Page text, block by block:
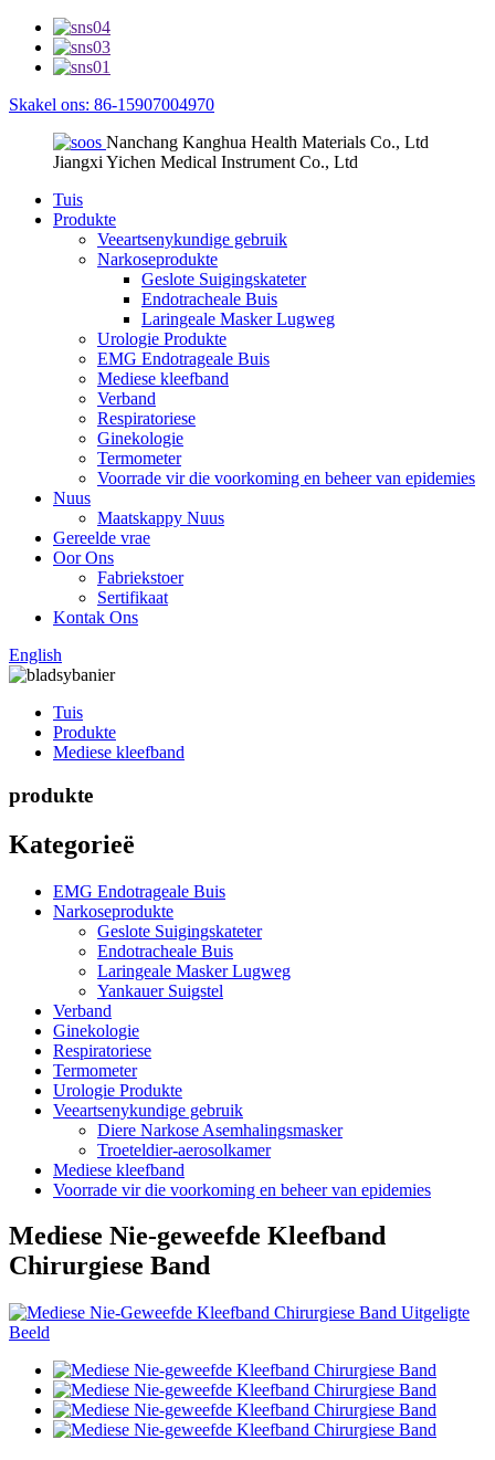
Skakel ons: 86-15907004970
Nanchang Kanghua Health Materials Co., Ltd
Jiangxi Yichen Medical Instrument Co., Ltd
Tuis
Produkte
Veeartsenykundige gebruik
Narkoseprodukte
Geslote Suigingskateter
Endotracheale Buis
Laringeale Masker Lugweg
Urologie Produkte
EMG Endotrageale Buis
Mediese kleefband
Verband
Respiratoriese
Ginekologie
Termometer
Voorrade vir die voorkoming en beheer van epidemies
Nuus
Maatskappy Nuus
Gereelde vrae
Oor Ons
Fabriekstoer
Sertifikaat
Kontak Ons
English
Tuis
Produkte
Mediese kleefband
produkte
Kategorieë
EMG Endotrageale Buis
Narkoseprodukte
Geslote Suigingskateter
Endotracheale Buis
Laringeale Masker Lugweg
Yankauer Suigstel
Verband
Ginekologie
Respiratoriese
Termometer
Urologie Produkte
Veeartsenykundige gebruik
Diere Narkose Asemhalingsmasker
Troeteldier-aerosolkamer
Mediese kleefband
Voorrade vir die voorkoming en beheer van epidemies
Mediese Nie-geweefde Kleefband
Chirurgiese Band